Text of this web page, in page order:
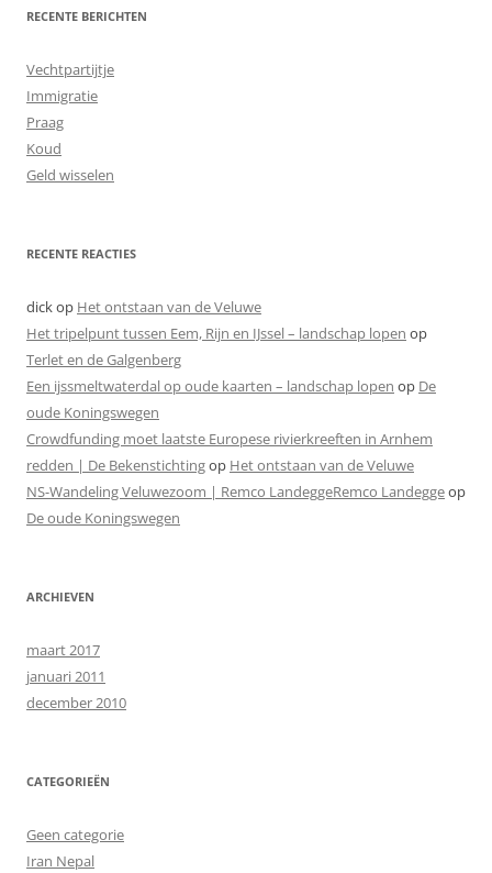
RECENTE BERICHTEN
Vechtpartijtje
Immigratie
Praag
Koud
Geld wisselen
RECENTE REACTIES
dickop Het ontstaan van de Veluwe
Het tripelpunt tussen Eem, Rijn en IJssel – landschap lopen op
Terlet en de Galgenberg
Een ijssmeltwaterdal op oude kaarten – landschap lopen op De
oude Koningswegen
Crowdfunding moet laatste Europese rivierkreeften in Arnhem
redden | De Bekenstichtingop Het ontstaan van de Veluwe
NS-Wandeling Veluwezoom | Remco LandeggeRemco Landeggeop
De oude Koningswegen
ARCHIEVEN
maart 2017
januari 2011
december 2010
CATEGORIEËN
Geen categorie
Iran Nepal